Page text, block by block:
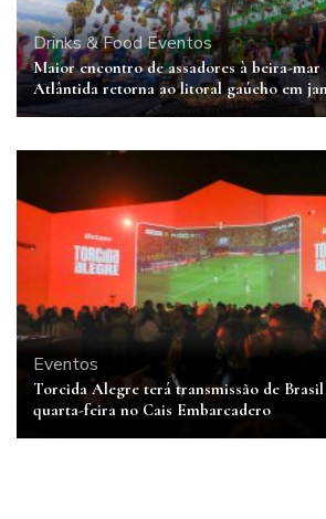
Drinks & FoodEventos
Maior encontro de assadores à beira-
Atlântida retorna ao litoral gaúcho em
Eventos
Torcida Alegre terá transmissão de
quarta-feira no Cais Embarcadero